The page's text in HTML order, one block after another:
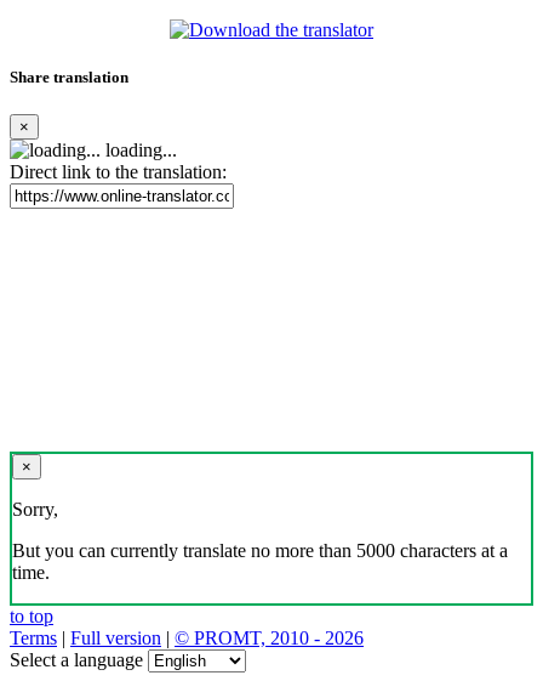
Share translation
×
loading...
Direct link to the translation:
×
Sorry,
But you can currently translate no more than 5000 characters at a
time.
to top
Terms | Full version | © PROMT, 2010 - 2026
Select a language